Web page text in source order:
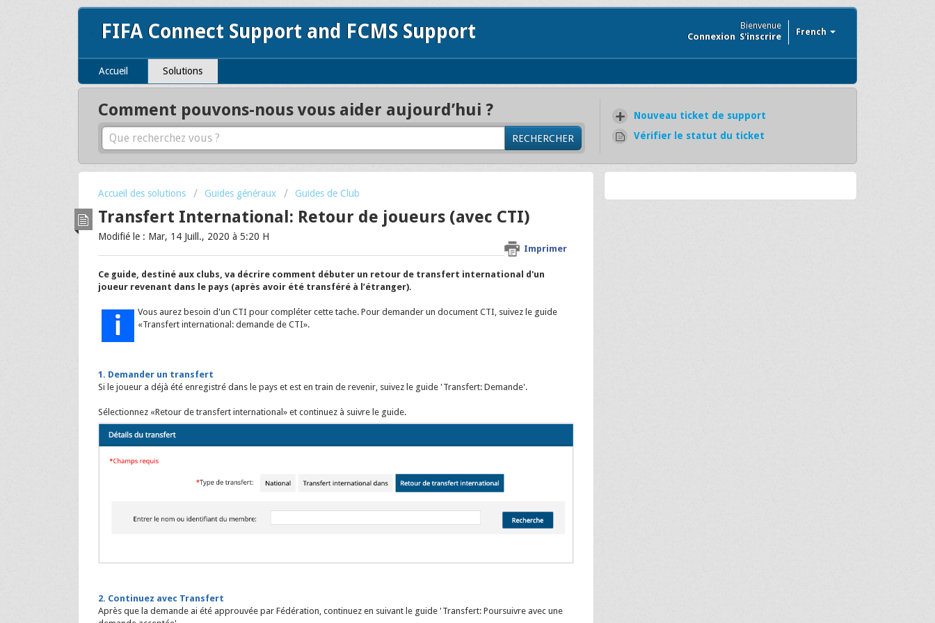
FIFA Connect Support and FCMS Support French
Bienvenue
Connexion S'inscrire
Accueil Solutions
Comment pouvons-nous vous aider aujourd’hui ?
RECHERCHER
Nouveau ticket de support
Vérifier le statut du ticket
Accueil des solutions Guides généraux Guides de Club
Transfert International: Retour de joueurs (avec CTI)
Imprimer
Modifié le : Mar, 14 Juill., 2020 à 5:20 H
Ce guide, destiné aux clubs, va décrire comment débuter un retour de transfert international d'un
joueur revenant dans le pays (après avoir été transféré à l’étranger).
Vous aurez besoin d'un CTI pour compléter cette tache. Pour demander un document CTI, suivez le guide
«Transfert international: demande de CTI».
1. Demander un transfert
Si le joueur a déjà été enregistré dans le pays et est en train de revenir, suivez le guide 'Transfert: Demande'.
Sélectionnez «Retour de transfert international» et continuez à suivre le guide.
2. Continuez avec Transfert
Après que la demande ai été approuvée par Fédération, continuez en suivant le guide 'Transfert: Poursuivre avec une